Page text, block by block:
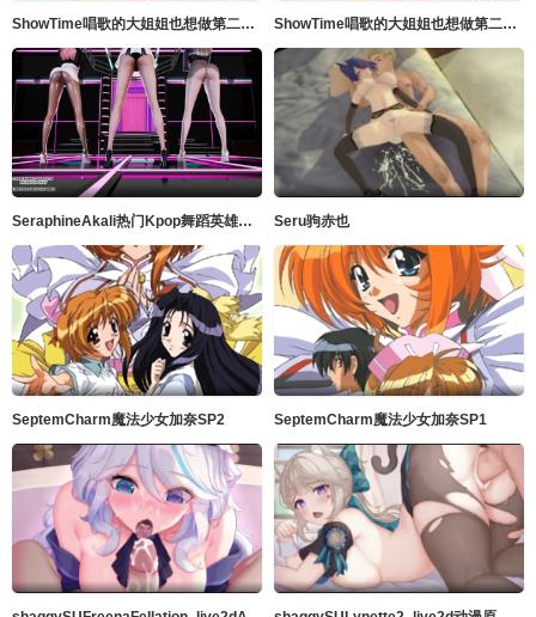
ShowTime唱歌的大姐姐也想做第二季_第05集 ShowTime唱歌的大姐姐也想做第二季_第03集
SeraphineAkali热门Kpop舞蹈英雄联盟 Seru驹赤也
SeptemCharm魔法少女加奈SP2 SeptemCharm魔法少女加奈SP1